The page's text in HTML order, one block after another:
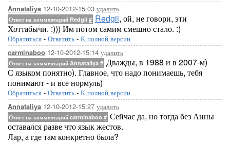
Annataliya 12-10-2012-15:03 удалить
Ответ на комментарий Redgii # Redgii, ой, не говори, эти
Хоттабычи. :))) Им потом самим смешно стало. :)
Обратиться - Ответить - К полной версии
carminaboo 12-10-2012-15:14 удалить
Ответ на комментарий Annataliya # Дважды, в 1988 и в 2007-м)
С языком понятно). Главное, что надо понимаешь, тебя
понимают - и все нормуль)
Обратиться - Ответить - К полной версии
Annataliya 12-10-2012-15:27 удалить
Ответ на комментарий carminaboo # Сейчас да, но тогда без Анны
оставался разве что язык жестов.
Лар, а где там конкретно была?